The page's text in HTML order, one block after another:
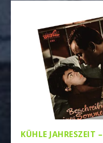
KÜHLE JAHRESZEIT –